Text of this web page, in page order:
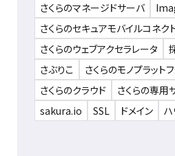
さくらのマネージドサーバ
さくらのセキュアモバイルコネク
さくらのウェブアクセラレータ
さぶりこ
さくらのモノプラット
さくらのクラウド
さくらの専用
sakura.io
SSL ドメイン